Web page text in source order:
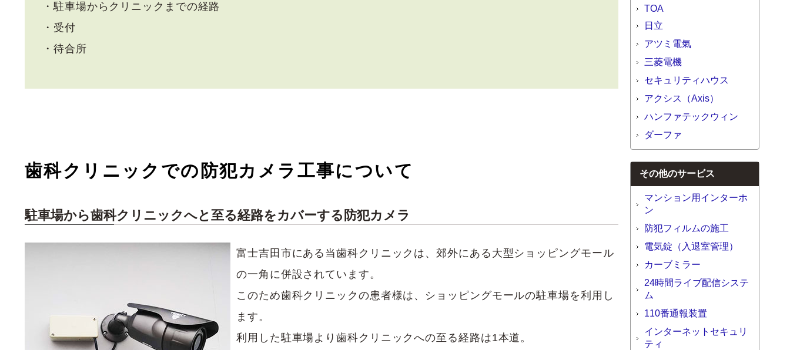
・駐車場からクリニックまでの経路
・受付
・待合所
歯科クリニックでの防犯カメラ工事について
駐車場から歯科クリニックへと至る経路をカバーする防犯カメラ
富士吉田市にある当歯科クリニックは、郊外にある大型ショッピングモール
の一角に併設されています。
このため歯科クリニックの患者様は、ショッピングモールの駐車場を利用し
ます。
利用した駐車場より歯科クリニックへの至る経路は1本道。
TOA
日立
アツミ電氣
三菱電機
セキュリティハウス
アクシス（Axis）
ハンファテックウィン
ダーファ
その他のサービス
マンション用インターホ
ン
防犯フィルムの施工
電気錠（入退室管理）
カーブミラー
24時間ライブ配信システ
ム
110番通報装置
インターネットセキュリ
ティ